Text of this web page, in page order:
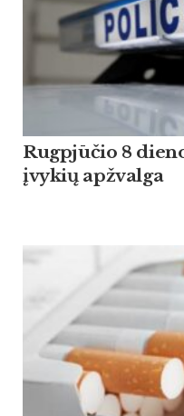
Rugpjūčio 8
įvykių apžvalga